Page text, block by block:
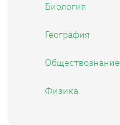
Биология
География
Обществознание
Физика